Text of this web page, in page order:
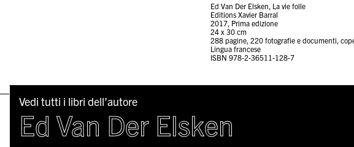
Ed Van Der Elsken, La vie folle
Editions Xavier Barral
2017, Prima edizione
24 x 30 cm
288 pagine, 220 fotografie e documenti,
Lingua francese
ISBN 978-2-36511-128-7
Vedi tutti i libri dell’autore
Ed Van Der Elsken